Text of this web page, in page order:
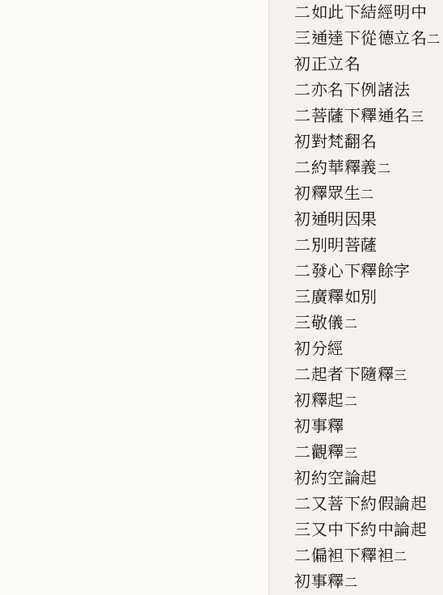
二如此下結經明中
三通達下從德立名二
初正立名
二亦名下例諸法
二菩薩下釋通名三
初對梵翻名
二約華釋義二
初釋眾生二
初通明因果
二別明菩薩
二發心下釋餘字
三廣釋如別
三敬儀二
初分經
二起者下隨釋三
初釋起二
初事釋
二觀釋三
初約空論起
二又菩下約假論起
三又中下約中論起
二偏袒下釋袒二
初事釋二